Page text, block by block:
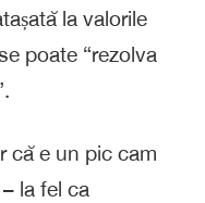
la valorile
poate “rezolva
că e un pic cam
la fel ca